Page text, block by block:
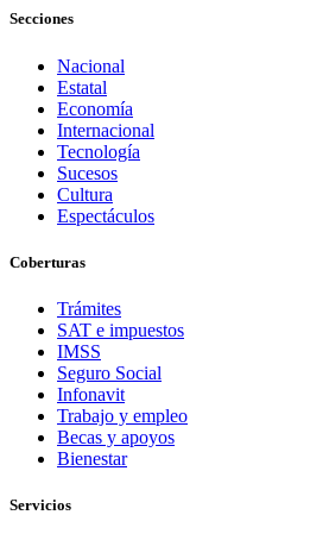
Secciones
Nacional
Estatal
Economía
Internacional
Tecnología
Sucesos
Cultura
Espectáculos
Coberturas
Trámites
SAT e impuestos
IMSS
Seguro Social
Infonavit
Trabajo y empleo
Becas y apoyos
Bienestar
Servicios